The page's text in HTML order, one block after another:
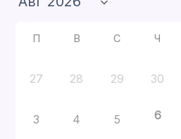
П В С Ч
27 28 29 30
3 4 5 6